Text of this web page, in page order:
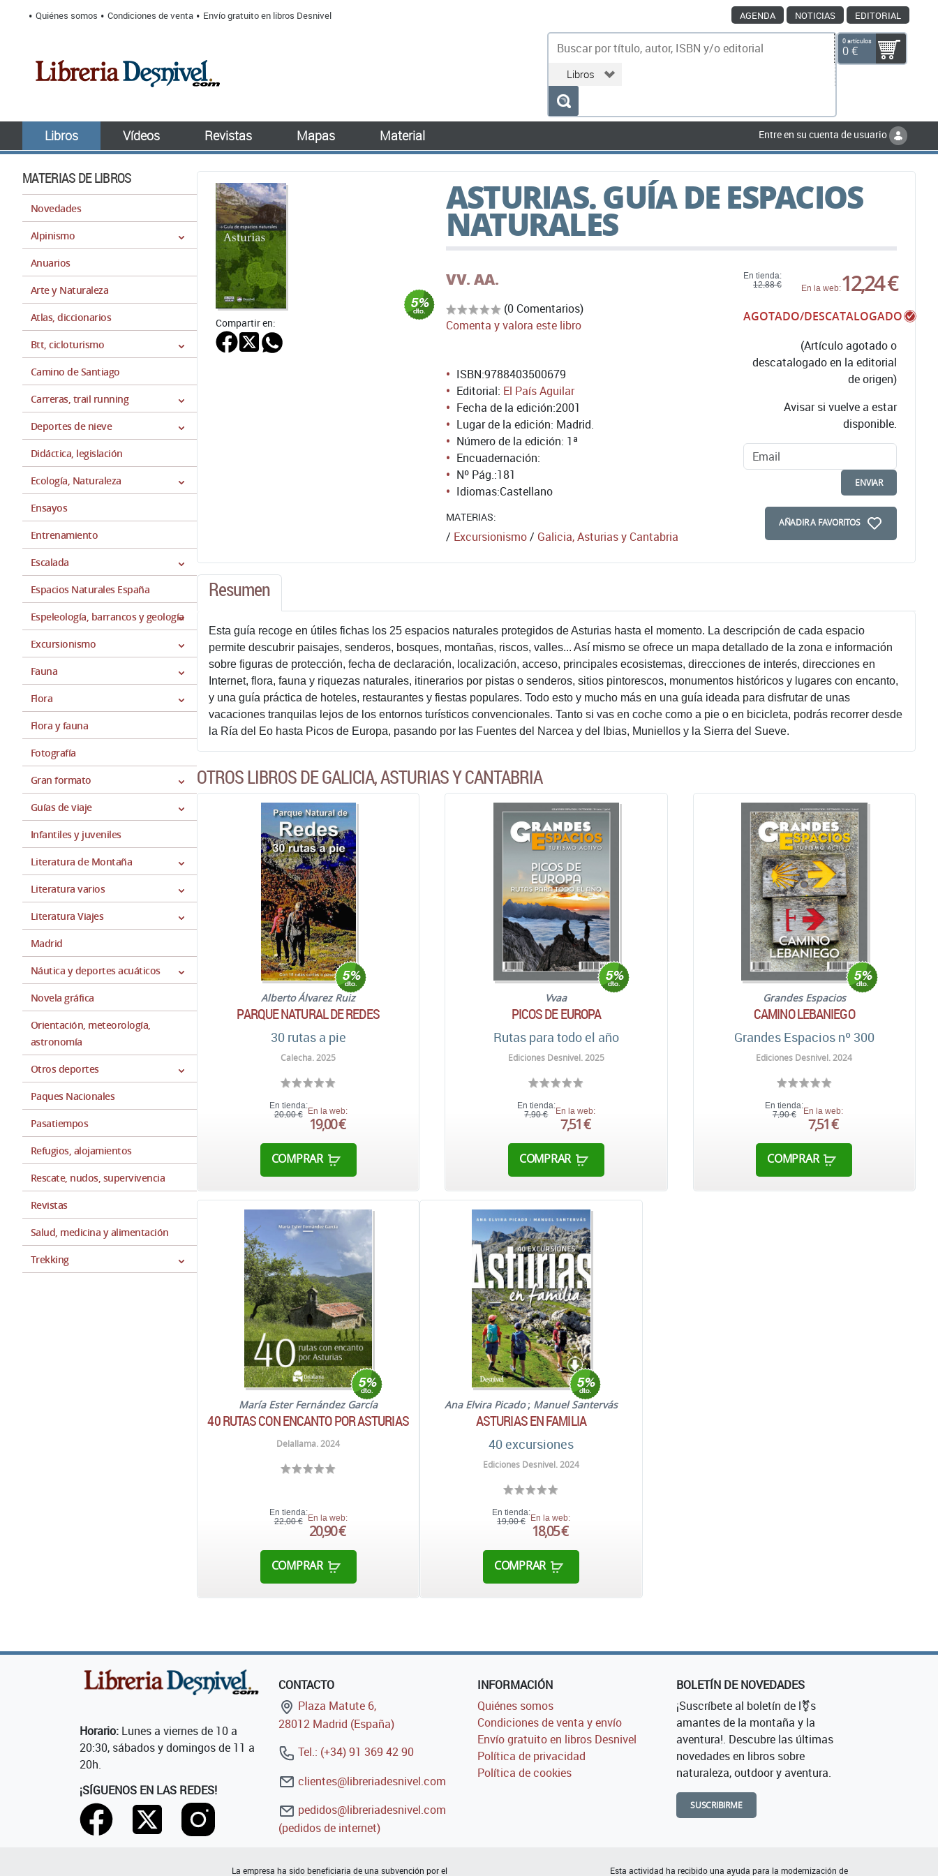
Quiénes somos Condiciones de venta Envío gratuito en libros Desnivel AGENDA NOTICIAS EDITORIAL
0 artículos
0 €
Libros Vídeos Revistas Mapas Material Entre en su cuenta de usuario
MATERIAS DE LIBROS
Novedades
Alpinismo
Anuarios
Arte y Naturaleza
Atlas, diccionarios
Btt, cicloturismo
Camino de Santiago
Carreras, trail running
Deportes de nieve
Didáctica, legislación
Ecología, Naturaleza
Ensayos
Entrenamiento
Escalada
Espacios Naturales España
Espeleología, barrancos y geología
Excursionismo
Fauna
Flora
Flora y fauna
Fotografía
Gran formato
Guías de viaje
Infantiles y juveniles
Literatura de Montaña
Literatura varios
Literatura Viajes
Madrid
Náutica y deportes acuáticos
Novela gráfica
Orientación, meteorología,
astronomía
Otros deportes
Paques Nacionales
Pasatiempos
Refugios, alojamientos
Rescate, nudos, supervivencia
Revistas
Salud, medicina y alimentación
Trekking
ASTURIAS. GUÍA DE ESPACIOS
NATURALES
Compartir en:
VV. AA.
(0 Comentarios)
Comenta y valora este libro
En tienda:
12,88 €
En la web:12,24 €
AGOTADO/DESCATALOGADO
(Artículo agotado o
descatalogado en la editorial
de origen)
Avisar si vuelve a estar
disponible.
ENVIAR
AÑADIR A FAVORITOS
ISBN:9788403500679
Editorial: El País Aguilar
Fecha de la edición:2001
Lugar de la edición: Madrid.
Número de la edición: 1ª
Encuadernación:
Nº Pág.:181
Idiomas:Castellano
MATERIAS:
/ Excursionismo/ Galicia, Asturias y Cantabria
Resumen
Esta guía recoge en útiles fichas los 25 espacios naturales protegidos de Asturias hasta el momento. La descripción de cada espacio
permite descubrir paisajes, senderos, bosques, montañas, riscos, valles... Así mismo se ofrece un mapa detallado de la zona e información
sobre figuras de protección, fecha de declaración, localización, acceso, principales ecosistemas, direcciones de interés, direcciones en
Internet, flora, fauna y riquezas naturales, itinerarios por pistas o senderos, sitios pintorescos, monumentos históricos y lugares con encanto,
y una guía práctica de hoteles, restaurantes y fiestas populares. Todo esto y mucho más en una guía ideada para disfrutar de unas
vacaciones tranquilas lejos de los entornos turísticos convencionales. Tanto si vas en coche como a pie o en bicicleta, podrás recorrer desde
la Ría del Eo hasta Picos de Europa, pasando por las Fuentes del Narcea y del Ibias, Muniellos y la Sierra del Sueve.
OTROS LIBROS DE GALICIA, ASTURIAS Y CANTABRIA
Alberto Álvarez Ruiz
PARQUE NATURAL DE REDES
30 rutas a pie
Calecha. 2025
En tienda:
20,00 € En la web:
19,00 €
COMPRAR
Vvaa
PICOS DE EUROPA
Rutas para todo el año
Ediciones Desnivel. 2025
En tienda:
7,90 €
En la web:
7,51 €
COMPRAR
Grandes Espacios
CAMINO LEBANIEGO
Grandes Espacios nº 300
Ediciones Desnivel. 2024
En tienda:
7,90 €
En la web:
7,51 €
COMPRAR
María Ester Fernández García
40 RUTAS CON ENCANTO POR ASTURIAS
Delallama. 2024
En tienda:
22,00 € En la web:
20,90 €
COMPRAR
Ana Elvira Picado; Manuel Santervás
ASTURIAS EN FAMILIA
40 excursiones
Ediciones Desnivel. 2024
En tienda:
19,00 € En la web:
18,05 €
COMPRAR
Horario: Lunes a viernes de 10 a
20:30, sábados y domingos de 11 a
20h.
¡SÍGUENOS EN LAS REDES!
CONTACTO
Plaza Matute 6,
28012 Madrid (España)
Tel.: (+34) 91 369 42 90
clientes@libreriadesnivel.com
pedidos@libreriadesnivel.com
(pedidos de internet)
INFORMACIÓN
Quiénes somos
Condiciones de venta y envío
Envío gratuito en libros Desnivel
Política de privacidad
Política de cookies
BOLETÍN DE NOVEDADES
¡Suscríbete al boletín de l⚧s
amantes de la montaña y la
aventura!. Descubre las últimas
novedades en libros sobre
naturaleza, outdoor y aventura.
SUSCRIBIRME
La empresa ha sido beneficiaria de una subvención por el Esta actividad ha recibido una ayuda para la modernización de